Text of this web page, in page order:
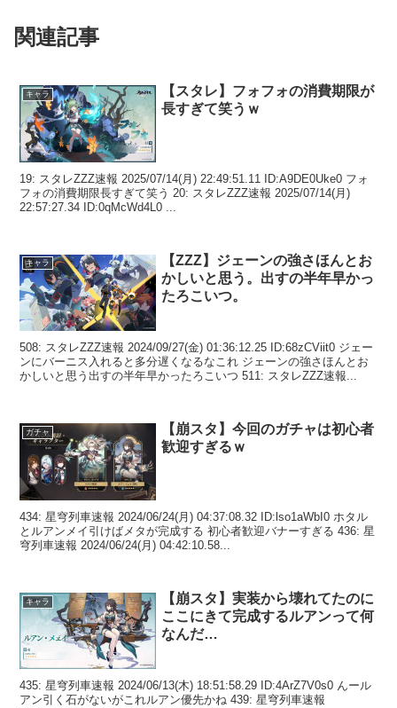
関連記事
キャラ
【スタレ】フォフォの消費期限が
長すぎて笑うｗ
19: スタレZZZ速報 2025/07/14(月) 22:49:51.11 ID:A9DE0Uke0 フォ
フォの消費期限長すぎて笑う 20: スタレZZZ速報 2025/07/14(月)
22:57:27.34 ID:0qMcWd4L0 ...
キャラ
【ZZZ】ジェーンの強さほんとお
かしいと思う。出すの半年早かっ
たろこいつ。
508: スタレZZZ速報 2024/09/27(金) 01:36:12.25 ID:68zCViit0 ジェー
ンにバーニス入れると多分遅くなるなこれ ジェーンの強さほんとお
かしいと思う出すの半年早かったろこいつ 511: スタレZZZ速報...
ガチャ
【崩スタ】今回のガチャは初心者
歓迎すぎるｗ
434: 星穹列車速報 2024/06/24(月) 04:37:08.32 ID:lso1aWbI0 ホタル
とルアンメイ引けばメタが完成する 初心者歓迎バナーすぎる 436: 星
穹列車速報 2024/06/24(月) 04:42:10.58...
キャラ
【崩スタ】実装から壊れてたのに
ここにきて完成するルアンって何
なんだ…
435: 星穹列車速報 2024/06/13(木) 18:51:58.29 ID:4ArZ7V0s0 んール
アン引く石がないがこれルアン優先かね 439: 星穹列車速報